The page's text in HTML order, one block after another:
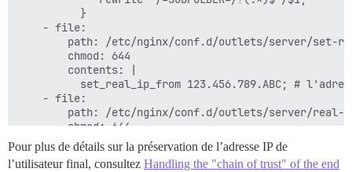
          }
    - file:
path: /etc/nginx/conf.d/outlets/server/set-
        chmod: 644
        contents: |
set_real_ip_from 123.456.789.ABC; #
    - file:
path: /etc/nginx/conf.d/outlets/server/real-
        chmod: 644
        contents: |
          real_ip_header x-forwarded-for;
Pour plus de détails sur la préservation de l’adresse IP de
l’utilisateur final, consultez Handling the "chain of trust" of the end